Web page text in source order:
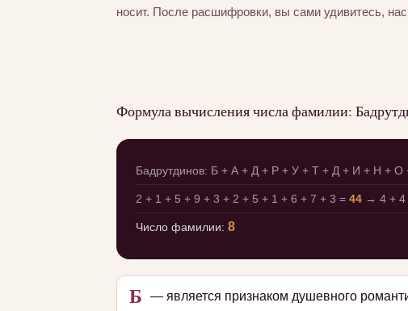
носит. После расшифровки, вы сами удивитесь,
Формула вычисления числа фамилии:
Бадрутдинов: Б + А + Д + Р + У + Т + Д + И + Н + О
2 + 1 + 5 + 9 + 3 + 2 + 5 + 1 + 6 + 7 + 3 = 44 → 4 + 4
Число фамилии: 8
Б
— является признаком душевного